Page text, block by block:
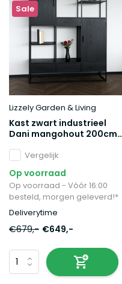
Sale
Lizzely Garden & Living
Kast zwart industrieel
Dani mangohout 200cm
wandkast
Vergelijk
Op voorraad
Op voorraad - Vóór 16:00
besteld, morgen geleverd!*
Deliverytime
€679,- €649,-